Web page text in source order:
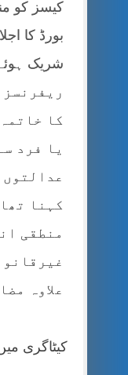
کیسز کو
بورڈ کا
کا
یا فرد
کہنا
منطقی
علاوہ
کیٹاگری